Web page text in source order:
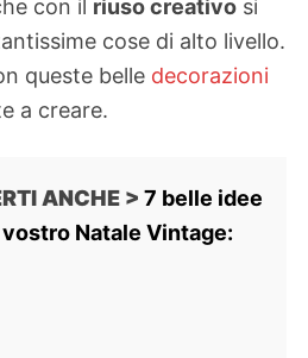
con il riuso creativo si
cose di alto livello.
queste belle decorazioni
a creare.
ANCHE > 7 belle idee
Natale Vintage: